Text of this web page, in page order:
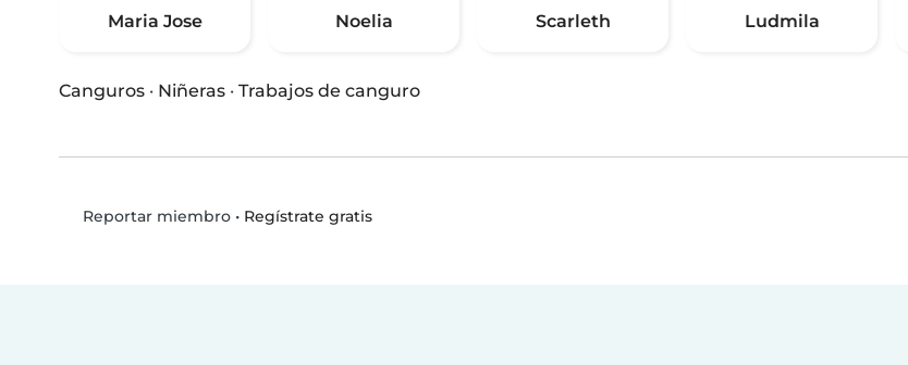
Maria Jose Noelia Scarleth Ludmila
Canguros · Niñeras · Trabajos de canguro
Reportar miembro• Regístrate gratis